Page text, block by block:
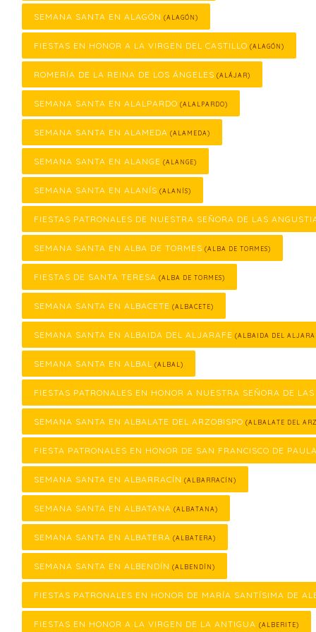
SEMANA SANTA EN ALAGÓN (ALAGÓN)
FIESTAS EN HONOR A LA VIRGEN DEL CASTILLO (ALAGÓN)
ROMERÍA DE LA REINA DE LOS ÁNGELES (ALÁJAR)
SEMANA SANTA EN ALALPARDO (ALALPARDO)
SEMANA SANTA EN ALAMEDA (ALAMEDA)
SEMANA SANTA EN ALANGE (ALANGE)
SEMANA SANTA EN ALANÍS (ALANÍS)
FIESTAS PATRONALES DE NUESTRA SEÑORA DE LAS
SEMANA SANTA EN ALBA DE TORMES (ALBA DE TORMES)
FIESTAS DE SANTA TERESA (ALBA DE TORMES)
SEMANA SANTA EN ALBACETE (ALBACETE)
SEMANA SANTA EN ALBAIDA DEL ALJARAFE (ALBAIDA DEL
SEMANA SANTA EN ALBAL (ALBAL)
FIESTAS PATRONALES EN HONOR A NUESTRA SEÑORA DE
SEMANA SANTA EN ALBALATE DEL ARZOBISPO (ALBALATE DEL
FIESTA PATRONALES EN HONOR DE SAN FRANCISCO DE
SEMANA SANTA EN ALBARRACÍN (ALBARRACÍN)
SEMANA SANTA EN ALBATANA (ALBATANA)
SEMANA SANTA EN ALBATERA (ALBATERA)
SEMANA SANTA EN ALBENDÍN (ALBENDÍN)
FIESTAS PATRONALES EN HONOR DE MARÍA SANTÍSIMA DE
FIESTAS EN HONOR A LA VIRGEN DE LA ANTIGUA (ALBERITE)